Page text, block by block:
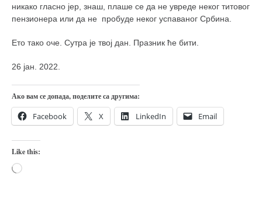
никако гласно јер, знаш, плаше се да не увреде неког титовог
пензионера или да не пробуде неког успаваног Србина.
Ето тако оче. Сутра је твој дан. Празник ће бити.
26 јан. 2022.
Ако вам се допада, поделите са другима:
Facebook X LinkedIn Email
Like this:
Loading…